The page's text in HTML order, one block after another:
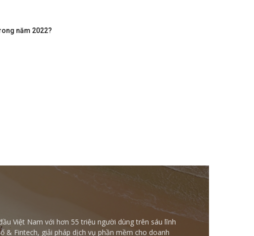
năm 2022?
Việt Nam với hơn 55 triệu người dùng trên sáu lĩnh
& Fintech, giải pháp dịch vụ phần mềm cho doanh